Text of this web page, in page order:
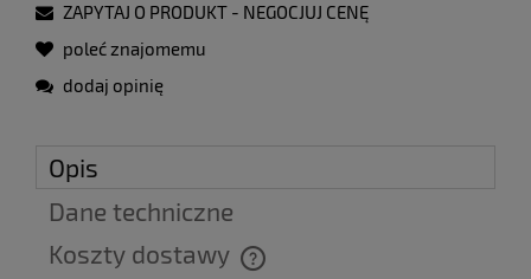
ZAPYTAJ O PRODUKT - NEGOCJUJ CENĘ
poleć znajomemu
dodaj opinię
Opis
Dane techniczne
Koszty dostawy
Cena nie zawiera ewentualnych kosztów płatności